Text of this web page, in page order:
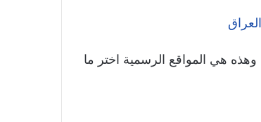
وهذه هي المواقع الرسمية اختر ما